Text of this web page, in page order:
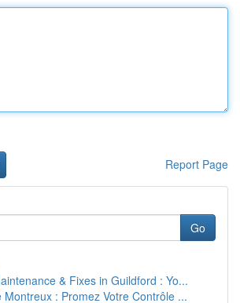
Report Page
Go
& Fixes in Guildford : Yo...
Montreux : Promez Votre Contrôle ...